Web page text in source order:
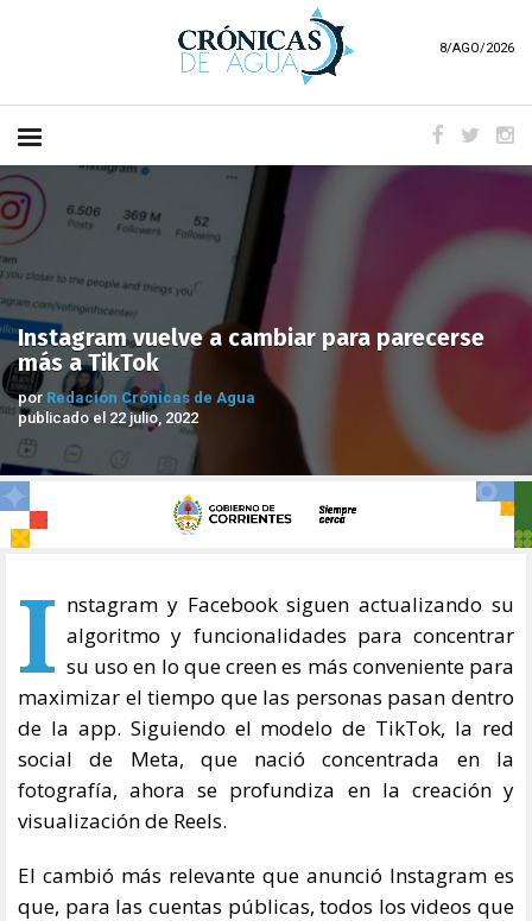
8/AGO/2026
Instagram vuelve a cambiar para parecerse
más a TikTok
por Redación Crónicas de Agua
publicado el 22 julio, 2022
I nstagram y Facebook siguen actualizando su
algoritmo y funcionalidades para concentrar
su uso en lo que creen es más conveniente para
maximizar el tiempo que las personas pasan dentro
de la app. Siguiendo el modelo de TikTok, la red
social de Meta, que nació concentrada en la
fotografía, ahora se profundiza en la creación y
visualización de Reels.
El cambió más relevante que anunció Instagram es
que, para las cuentas públicas, todos los videos que